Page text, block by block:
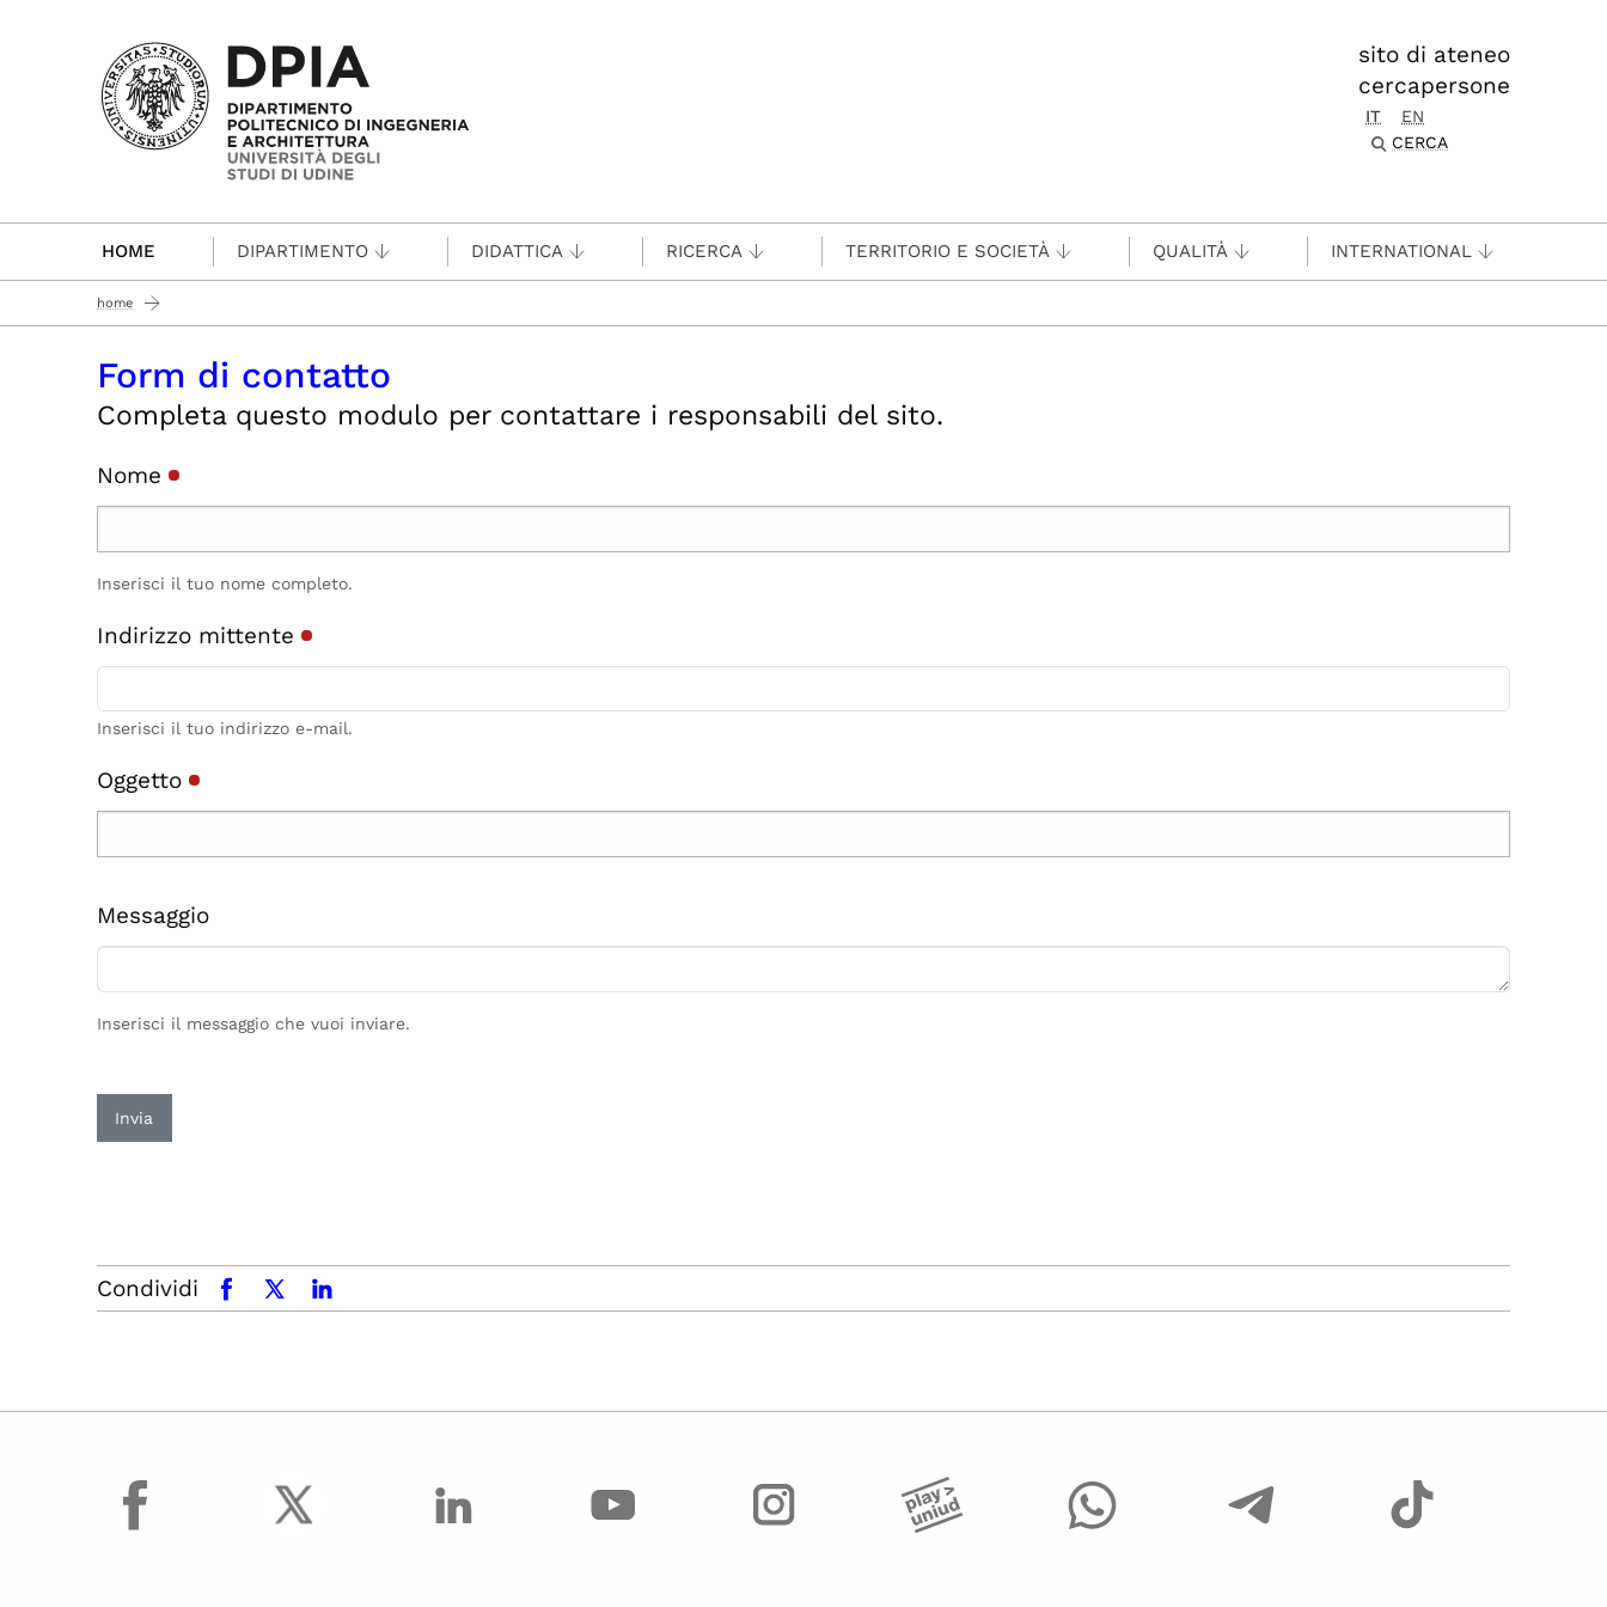
Passa al contenuto principale
sito di ateneo
cercapersone
IT
EN
CERCA
HOME DIPARTIMENTO DIDATTICA RICERCA TERRITORIO E SOCIETÀ QUALITÀ INTERNATIONAL
home
Form di contatto
Completa questo modulo per contattare i responsabili del sito.
Nome
Inserisci il tuo nome completo.
Indirizzo mittente
Inserisci il tuo indirizzo e-mail.
Oggetto
Messaggio
Inserisci il messaggio che vuoi inviare.
Invia
Condividi facebookx.comlinkedin
facebook